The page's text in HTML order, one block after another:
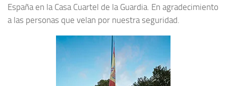
España en la Casa Cuartel de la Guardia. En agradecimiento
a las personas que velan por nuestra seguridad.